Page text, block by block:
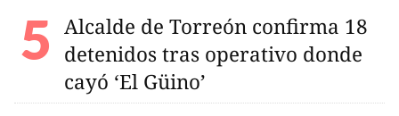
Alcalde de Torreón confirma 18
detenidos tras operativo donde
cayó ‘El Güino’